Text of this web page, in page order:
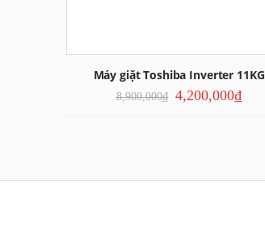
Máy giặt Toshiba Inverter 11KG
8,900,000₫ 4,200,000₫